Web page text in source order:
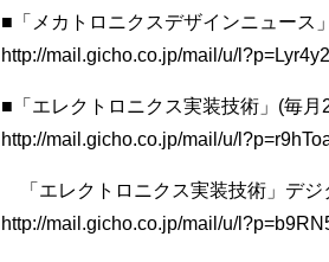
■「メカトロニクスデザインニュース
http://mail.gicho.co.jp/mail/u/
■「エレクトロニクス実装技術」(毎月
http://mail.gicho.co.jp/mail/u/
「エレクトロニクス実装技術」デジ
http://mail.gicho.co.jp/mail/u/